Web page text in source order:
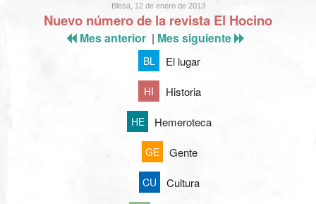
Blesa, 12 de enero de 2013
Nuevo número de la revista El Hocino
Mes anterior| Mes siguiente
BL El lugar
HI Historia
HE Hemeroteca
GE Gente
CU Cultura